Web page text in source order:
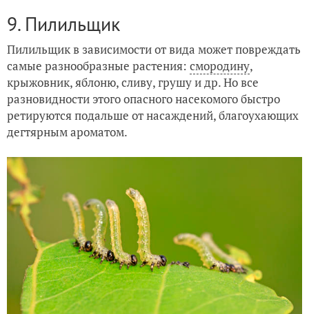
9. Пилильщик
Пилильщик в зависимости от вида может повреждать
самые разнообразные растения: смородину,
крыжовник, яблоню, сливу, грушу и др. Но все
разновидности этого опасного насекомого быстро
ретируются подальше от насаждений, благоухающих
дегтярным ароматом.